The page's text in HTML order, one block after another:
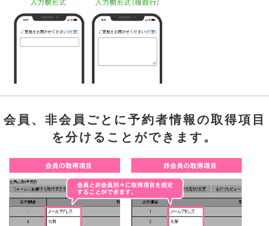
会員、非会員ごとに予約者情報の取得項目
を分けることができます。